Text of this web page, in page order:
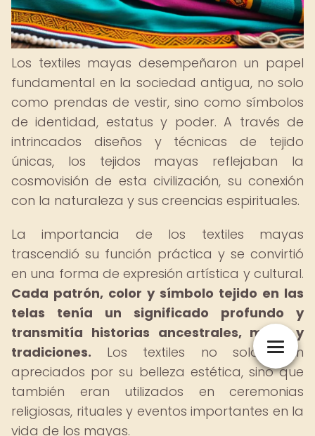
Los textiles mayas desempeñaron un papel
fundamental en la sociedad antigua, no solo
como prendas de vestir, sino como símbolos
de identidad, estatus y poder. A través de
intrincados diseños y técnicas de tejido
únicas, los tejidos mayas reflejaban la
cosmovisión de esta civilización, su conexión
con la naturaleza y sus creencias espirituales.
La importancia de los textiles mayas
trascendió su función práctica y se convirtió
en una forma de expresión artística y cultural.
Cada patrón, color y símbolo tejido en las
telas tenía un significado profundo y
transmitía historias ancestrales, mitos y
tradiciones. Los textiles no solo eran
apreciados por su belleza estética, sino que
también eran utilizados en ceremonias
religiosas, rituales y eventos importantes en la
vida de los mayas.